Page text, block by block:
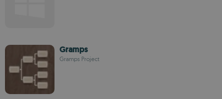
Gramps
Gramps Project